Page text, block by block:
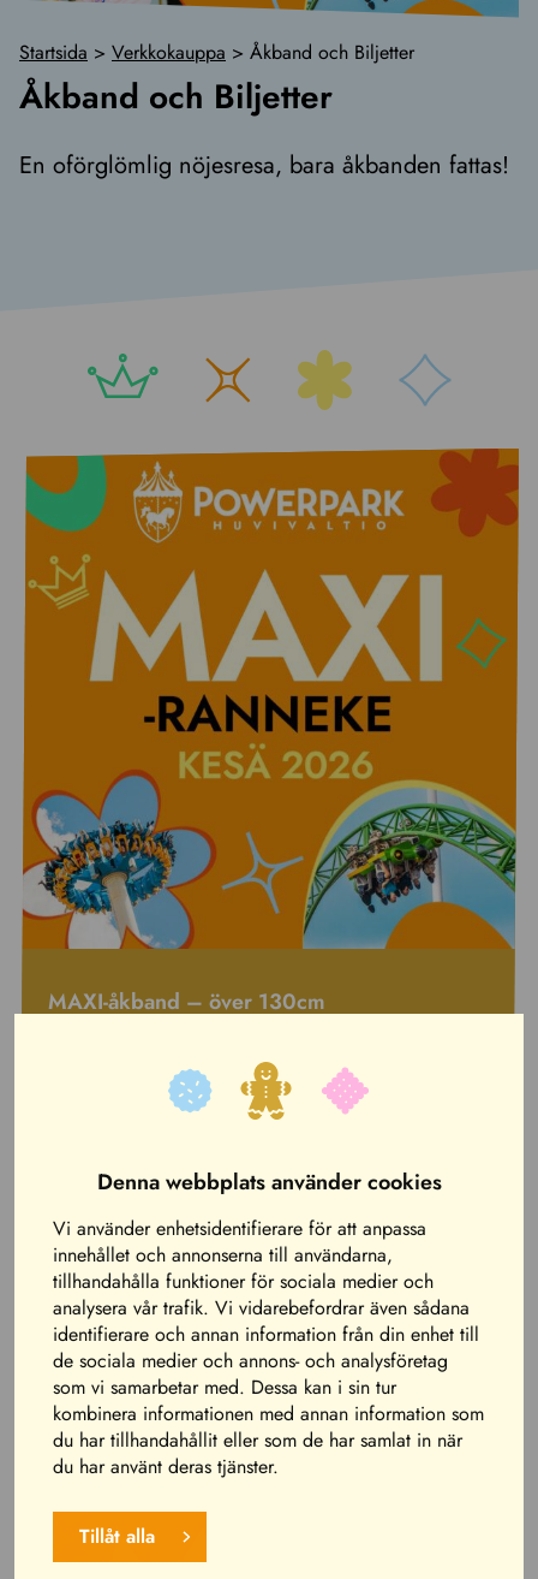
Denna webbplats använder cookies
Vi använder enhetsidentifierare för att anpassa
innehållet och annonserna till användarna,
tillhandahålla funktioner för sociala medier och
analysera vår trafik. Vi vidarebefordrar även sådana
identifierare och annan information från din enhet till
de sociala medier och annons- och analysföretag
som vi samarbetar med. Dessa kan i sin tur
kombinera informationen med annan information som
du har tillhandahållit eller som de har samlat in när
du har använt deras tjänster.
Tillåt alla
Startsida > Verkkokauppa > Åkband och Biljetter
Åkband och Biljetter
En oförglömlig nöjesresa, bara åkbanden fattas!
MAXI-åkband – över 130cm
Detta åkband gäller för en dag under nöjessäsongen
2026. Åkbandet aktiveras först när det hämtas ut vid
nöjesparkens biljettkassa, vilket gör att du fritt kan
€
MAXI-
åkband
över
130cm
quantity
Lägg till i varukorgen